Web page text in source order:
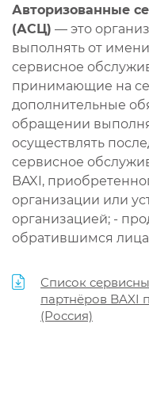
Авторизованные
(АСЦ) — это
выполнять от
сервисное
принимающие на
дополнительные
обращении
осуществлять
сервисное
BAXI,
организации или
организацией; -
обратившимся
Список
партнёров BAXI
(Россия)